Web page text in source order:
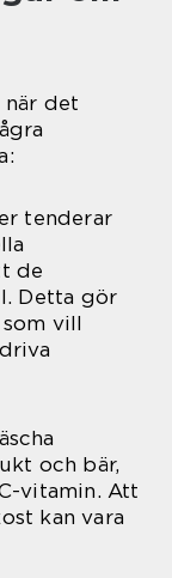
när det
tenderar
de
Detta gör
vill
och bär,
vitamin. Att
kan vara